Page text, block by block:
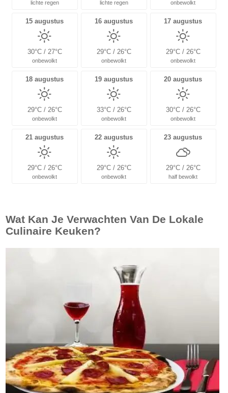
lichte regen lichte regen onbewolkt
15 augustus
30°C / 27°C
onbewolkt
16 augustus
29°C / 26°C
onbewolkt
17 augustus
29°C / 26°C
onbewolkt
18 augustus
29°C / 26°C
onbewolkt
19 augustus
33°C / 26°C
onbewolkt
20 augustus
30°C / 26°C
onbewolkt
21 augustus
29°C / 26°C
onbewolkt
22 augustus
29°C / 26°C
onbewolkt
23 augustus
29°C / 26°C
half bewolkt
Wat Kan Je Verwachten Van De Lokale
Culinaire Keuken?